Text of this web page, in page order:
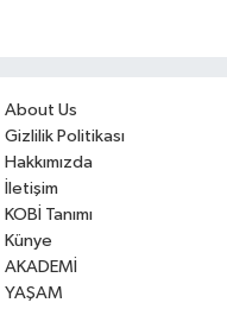
About Us
Gizlilik Politikası
Hakkımızda
İletişim
KOBİ Tanımı
Künye
AKADEMİ
YAŞAM